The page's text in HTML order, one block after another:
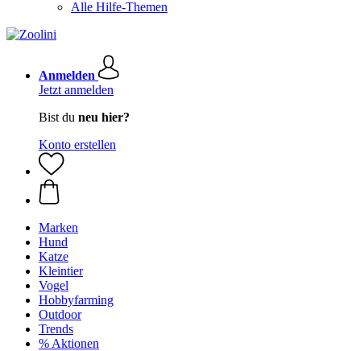
Alle Hilfe-Themen
Anmelden
Jetzt anmelden
Bist du neu hier?
Konto erstellen
Marken
Hund
Katze
Kleintier
Vogel
Hobbyfarming
Outdoor
Trends
% Aktionen